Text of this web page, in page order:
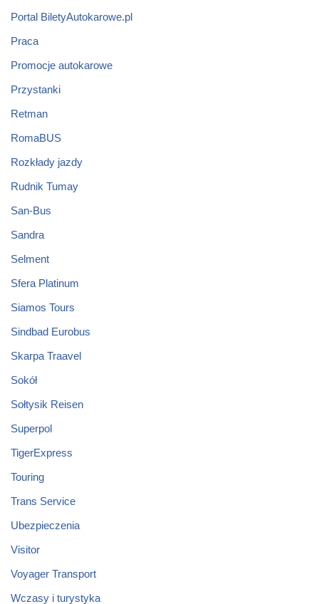
Portal BiletyAutokarowe.pl
Praca
Promocje autokarowe
Przystanki
Retman
RomaBUS
Rozkłady jazdy
Rudnik Tumay
San-Bus
Sandra
Selment
Sfera Platinum
Siamos Tours
Sindbad Eurobus
Skarpa Traavel
Sokół
Sołtysik Reisen
Superpol
TigerExpress
Touring
Trans Service
Ubezpieczenia
Visitor
Voyager Transport
Wczasy i turystyka